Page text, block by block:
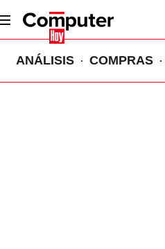
ANÁLISIS COMPRAS